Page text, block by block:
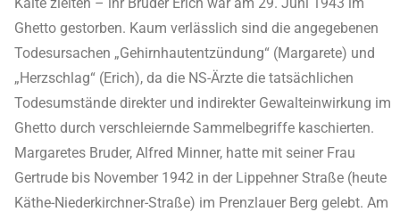
Ghetto gestorben. Kaum verlässlich sind die angegebenen
Todesursachen „Gehirnhautentzündung“ (Margarete) und
„Herzschlag“ (Erich), da die NS-Ärzte die tatsächlichen
Todesumstände direkter und indirekter Gewalteinwirkung im
Ghetto durch verschleiernde Sammelbegriffe kaschierten.
Margaretes Bruder, Alfred Minner, hatte mit seiner Frau
Gertrude bis November 1942 in der Lippehner Straße (heute
Käthe-Niederkirchner-Straße) im Prenzlauer Berg gelebt. Am